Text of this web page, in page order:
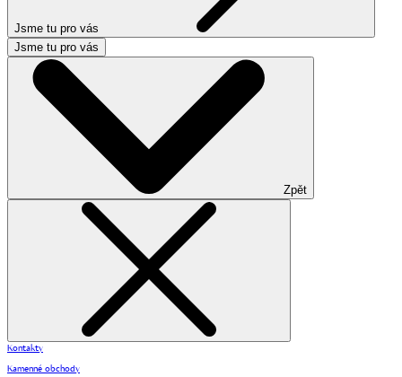
Jsme tu pro vás
Jsme tu pro vás
Zpět
Kontakty
Kamenné obchody